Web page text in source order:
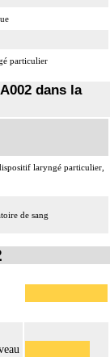
particulier
dans la
laryngé particulier,
de sang